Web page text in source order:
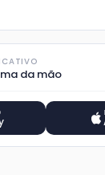
da mão